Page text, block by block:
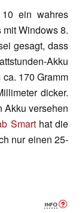
ein wahres
Windows 8.
gesagt, dass
Akku
170 Gramm
dicker.
Akku versehen
Smarthat die
nur einen 25-